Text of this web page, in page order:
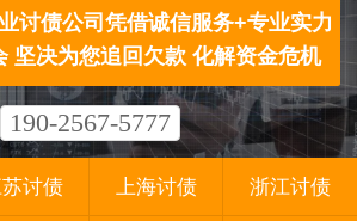
讨债公司凭借诚信服务+专业实力
坚决为您追回欠款 化解资金危机
190-2567-5777
讨债 上海讨债 浙江讨债